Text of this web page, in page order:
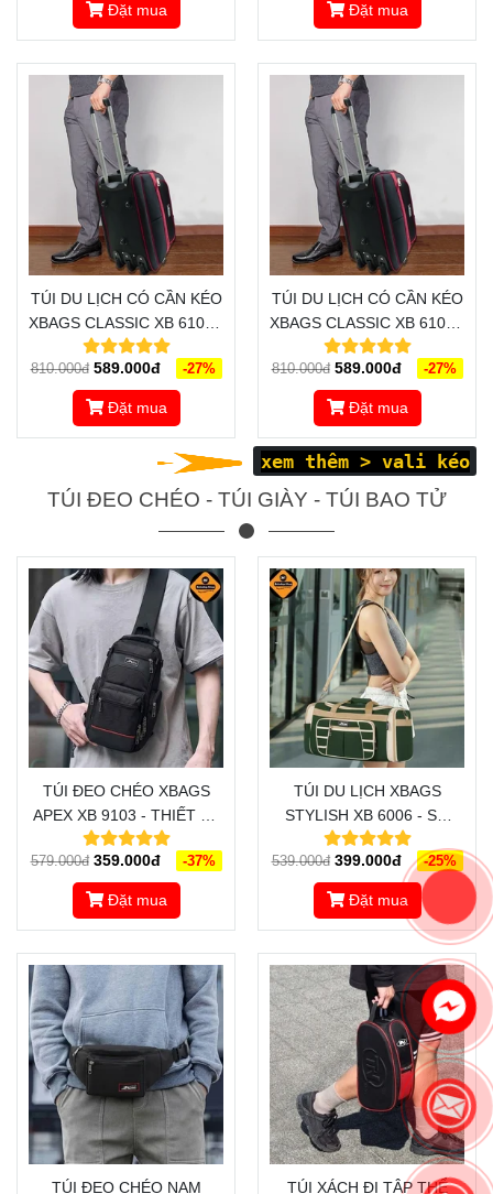
Đặt mua Đặt mua
TÚI DU LỊCH CÓ CẦN KÉO
XBAGS CLASSIC XB 6102 -
SANG TRỌNG, ĐẲNG CẤP,
ĐỒNG HÀNH CÙNG BẠN
TRONG MỌI HÀNH TRÌNH
810.000đ 589.000đ -27%
Đặt mua
TÚI DU LỊCH CÓ CẦN KÉO
XBAGS CLASSIC XB 6102 -
SANG TRỌNG, ĐẲNG CẤP,
ĐỒNG HÀNH CÙNG BẠN
TRONG MỌI HÀNH TRÌNH
810.000đ 589.000đ -27%
Đặt mua
xem thêm > vali kéo
TÚI ĐEO CHÉO - TÚI GIÀY - TÚI BAO TỬ
TÚI ĐEO CHÉO XBAGS
APEX XB 9103 - THIẾT KẾ
HIỆN ĐẠI, TIỆN LỢI VÀ
PHONG CÁCH
579.000đ 359.000đ -37%
Đặt mua
TÚI DU LỊCH XBAGS
STYLISH XB 6006 - SỰ
LỰA CHỌN TUYỆT VỜI
CHO NHỮNG CHUYẾN DU
LỊCH, CÔNG TÁC
539.000đ 399.000đ -25%
Đặt mua
TÚI ĐEO CHÉO NAM TÚI XÁCH ĐI TẬP THỂ